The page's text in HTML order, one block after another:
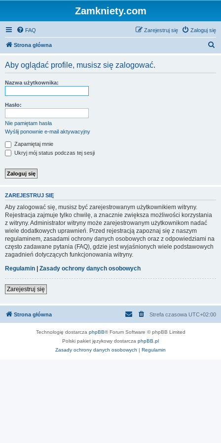
Zamkniety.com
FAQ Zaloguj się
Zarejestruj się
Strona główna
Aby oglądać profile, musisz się zalogować.
Nazwa użytkownika:
Hasło:
Nie pamiętam hasła
Wyślij ponownie e-mail aktywacyjny
Zapamiętaj mnie
Ukryj mój status podczas tej sesji
ZAREJESTRUJ SIĘ
Aby zalogować się, musisz być zarejestrowanym użytkownikiem witryny.
Rejestracja zajmuje tylko chwilę, a znacznie zwiększa możliwości korzystania
z witryny. Administrator witryny może zarejestrowanym użytkownikom nadać
wiele dodatkowych uprawnień. Przed rejestracją zapoznaj się z naszym
regulaminem, zasadami ochrony danych osobowych oraz z odpowiedziami na
często zadawane pytania (FAQ), gdzie jest wyjaśnionych wiele podstawowych
zagadnień dotyczących funkcjonowania witryny.
Regulamin | Zasady ochrony danych osobowych
Zarejestruj się
Strona główna Strefa czasowa UTC+02:00
Technologię dostarcza phpBB® Forum Software © phpBB Limited
Polski pakiet językowy dostarcza phpBB.pl
Zasady ochrony danych osobowych | Regulamin